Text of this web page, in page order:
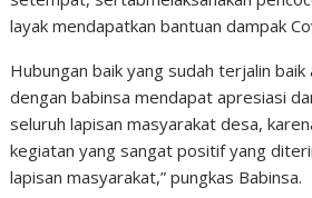
layak mendapatkan bantuan dampak
Hubungan baik yang sudah terjalin
dengan babinsa mendapat apresiasi
seluruh lapisan masyarakat desa,
kegiatan yang sangat positif yang
lapisan masyarakat,” pungkas Babinsa.